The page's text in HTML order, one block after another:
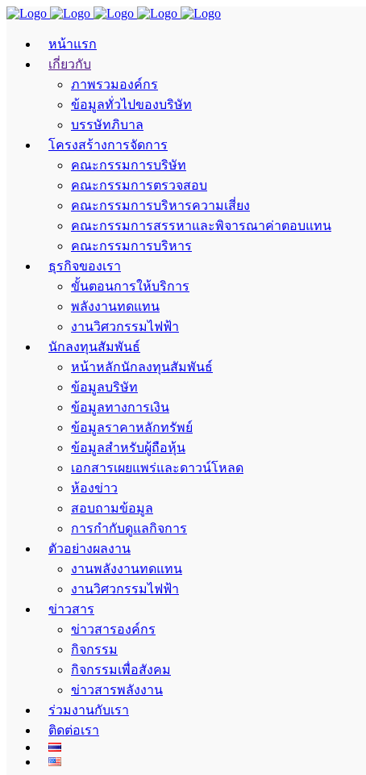
หน้าแรก
เกี่ยวกับ
ภาพรวมองค์กร
ข้อมูลทั่วไปของบริษัท
บรรษัทภิบาล
โครงสร้างการจัดการ
คณะกรรมการบริษัท
คณะกรรมการตรวจสอบ
คณะกรรมการบริหารความเสี่ยง
คณะกรรมการสรรหาและพิจารณาค่าตอบแทน
คณะกรรมการบริหาร
ธุรกิจของเรา
ขั้นตอนการให้บริการ
พลังงานทดแทน
งานวิศวกรรมไฟฟ้า
นักลงทุนสัมพันธ์
หน้าหลักนักลงทุนสัมพันธ์
ข้อมูลบริษัท
ข้อมูลทางการเงิน
ข้อมูลราคาหลักทรัพย์
ข้อมูลสำหรับผู้ถือหุ้น
เอกสารเผยแพร่และดาวน์โหลด
ห้องข่าว
สอบถามข้อมูล
การกำกับดูแลกิจการ
ตัวอย่างผลงาน
งานพลังงานทดแทน
งานวิศวกรรมไฟฟ้า
ข่าวสาร
ข่าวสารองค์กร
กิจกรรม
กิจกรรมเพื่อสังคม
ข่าวสารพลังงาน
ร่วมงานกับเรา
ติดต่อเรา